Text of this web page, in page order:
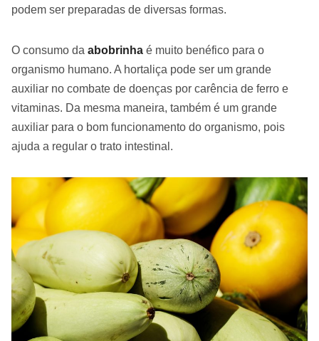
podem ser preparadas de diversas formas.
O consumo da abobrinha é muito benéfico para o
organismo humano. A hortaliça pode ser um grande
auxiliar no combate de doenças por carência de ferro e
vitaminas. Da mesma maneira, também é um grande
auxiliar para o bom funcionamento do organismo, pois
ajuda a regular o trato intestinal.